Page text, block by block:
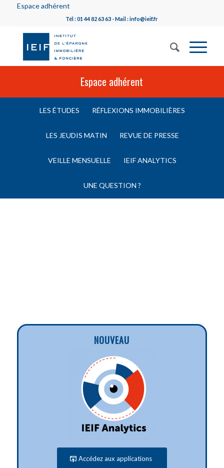
Espace adhérent
Tél : 01 44 82 63 63 - Mail : info@ieif.fr
Espace adhérent
LES ÉTUDES RÉFLEXIONS IMMOBILIÈRES
LES JEUDIS MATIN REVUE DE PRESSE
VEILLE MENSUELLE IEIF ANALYTICS
UNE QUESTION ?
NOUVEAU
Accédez aux applications